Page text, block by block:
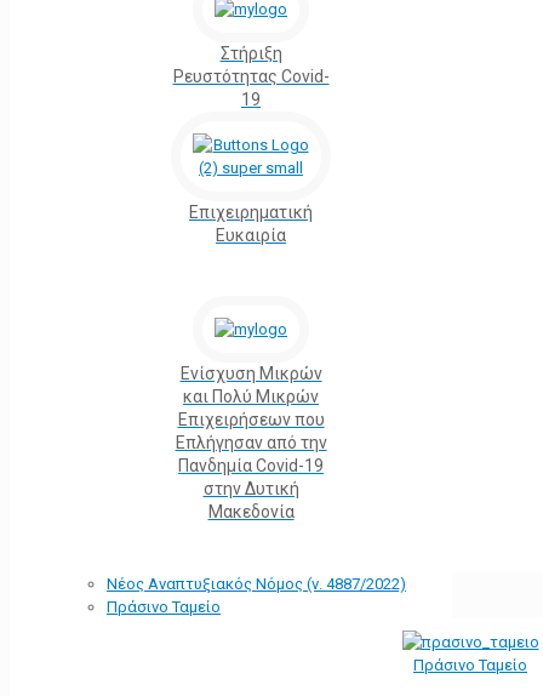
Στήριξη
Ρευστότητας Covid-
19
Επιχειρηματική
Ευκαιρία
Ενίσχυση Μικρών
και Πολύ Μικρών
Επιχειρήσεων που
Επλήγησαν από την
Πανδημία Covid-19
στην Δυτική
Μακεδονία
Νέος Αναπτυξιακός Νόμος (ν. 4887/2022)
Πράσινο Ταμείο
Πράσινο Ταμείο